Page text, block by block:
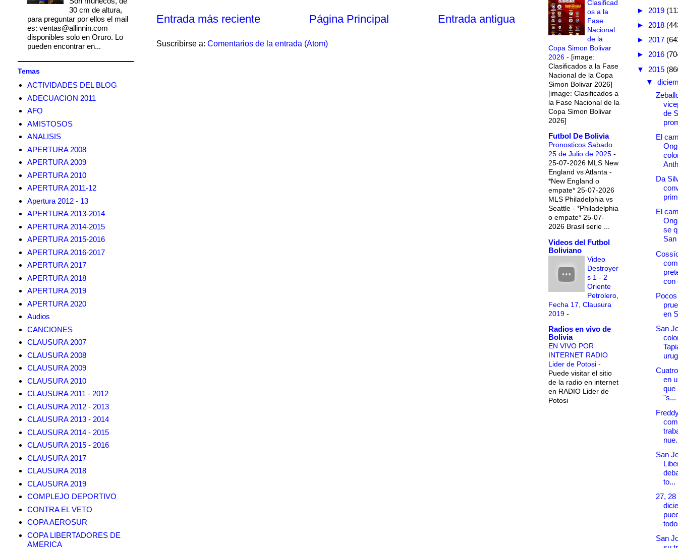
Entrada más reciente Entrada antigua
Página Principal
Suscribirse a: Comentarios de la entrada (Atom)
30 cm de altura,
para preguntar por ellos el mail
es: ventas@allinnin.com
disponibles solo en Oruro. Lo
pueden encontrar en...
Temas
ACTIVIDADES DEL BLOG
ADECUACION 2011
AFO
AMISTOSOS
ANALISIS
APERTURA 2008
APERTURA 2009
APERTURA 2010
APERTURA 2011-12
Apertura 2012 - 13
APERTURA 2013-2014
APERTURA 2014-2015
APERTURA 2015-2016
APERTURA 2016-2017
APERTURA 2017
APERTURA 2018
APERTURA 2019
APERTURA 2020
Audios
CANCIONES
CLAUSURA 2007
CLAUSURA 2008
CLAUSURA 2009
CLAUSURA 2010
CLAUSURA 2011 - 2012
CLAUSURA 2012 - 2013
CLAUSURA 2013 - 2014
CLAUSURA 2014 - 2015
CLAUSURA 2015 - 2016
CLAUSURA 2017
CLAUSURA 2018
CLAUSURA 2019
COMPLEJO DEPORTIVO
CONTRA EL VETO
COPA AEROSUR
COPA LIBERTADORES DE
AMERICA
Clasificad
os a la
Fase
Nacional
de la
Copa Simon Bolivar
2026 - [image:
Clasificados a la Fase
Nacional de la Copa
Simon Bolivar 2026]
[image: Clasificados a
la Fase Nacional de la
Copa Simon Bolivar
2026]
Futbol De Bolivia
Pronosticos Sabado
25 de Julio de 2025 -
25-07-2026 MLS New
England vs Atlanta -
*New England o
empate* 25-07-2026
MLS Philadelphia vs
Seattle - *Philadelphia
o empate* 25-07-
2026 Brasil serie ...
Videos del Futbol
Boliviano
Video
Destroyer
s 1 - 2
Oriente
Petrolero,
Fecha 17, Clausura
2019 -
Radios en vivo de
Bolivia
EN VIVO POR
INTERNET RADIO
Lider de Potosi -
Puede visitar el sitio
de la radio en internet
en RADIO Lider de
Potosi
► 2019
► 2018
► 2017
► 2016
▼ 2015
▼
de
El
Da
El
se
con
en
San
en
que
"s...
San
to...
27,
San